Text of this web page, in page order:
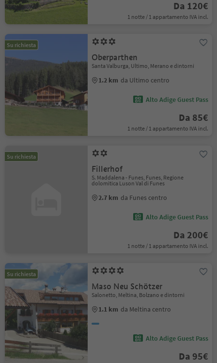
Da 120€
1 notte / 1 appartamento IVA incl.
Su richiesta
Oberparthen
Santa Valburga, Ultimo, Merano e dintorni
1.2 km da Ultimo centro
Alto Adige Guest Pass
Da 85€
1 notte / 1 appartamento IVA incl.
Su richiesta
Fillerhof
S. Maddalena - Funes, Funes, Regione
dolomitica Luson Val di Funes
2.7 km da Funes centro
Alto Adige Guest Pass
Da 200€
1 notte / 1 appartamento IVA incl.
Su richiesta
Maso Neu Schötzer
Salonetto, Meltina, Bolzano e dintorni
1.1 km da Meltina centro
Alto Adige Guest Pass
Da 95€